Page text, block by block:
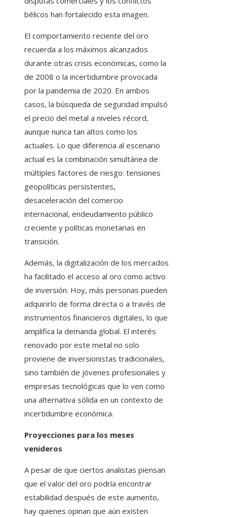
bélicos han fortalecido esta imagen.
El comportamiento reciente del oro
recuerda a los máximos alcanzados
durante otras crisis económicas, como la
de 2008 o la incertidumbre provocada
por la pandemia de 2020. En ambos
casos, la búsqueda de seguridad impulsó
el precio del metal a niveles récord,
aunque nunca tan altos como los
actuales. Lo que diferencia al escenario
actual es la combinación simultánea de
múltiples factores de riesgo: tensiones
geopolíticas persistentes,
desaceleración del comercio
internacional, endeudamiento público
creciente y políticas monetarias en
transición.
Además, la digitalización de los mercados
ha facilitado el acceso al oro como activo
de inversión. Hoy, más personas pueden
adquirirlo de forma directa o a través de
instrumentos financieros digitales, lo que
amplifica la demanda global. El interés
renovado por este metal no solo
proviene de inversionistas tradicionales,
sino también de jóvenes profesionales y
empresas tecnológicas que lo ven como
una alternativa sólida en un contexto de
incertidumbre económica.
Proyecciones para los meses
venideros
A pesar de que ciertos analistas piensan
que el valor del oro podría encontrar
estabilidad después de este aumento,
hay quienes opinan que aún existen